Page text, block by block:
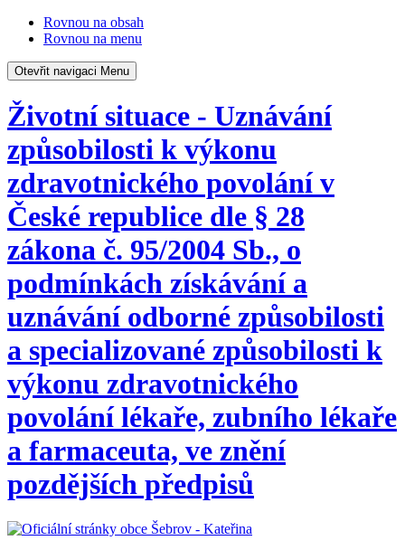
Rovnou na obsah
Rovnou na menu
Otevřit navigaci Menu
Životní situace - Uznávání
způsobilosti k výkonu
zdravotnického povolání v
České republice dle § 28
zákona č. 95/2004 Sb., o
podmínkách získávání a
uznávání odborné způsobilosti
a specializované způsobilosti k
výkonu zdravotnického
povolání lékaře, zubního lékaře
a farmaceuta, ve znění
pozdějších předpisů